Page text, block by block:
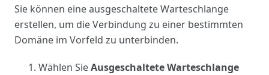
Sie können eine ausgeschaltete Warteschlange
erstellen, um die Verbindung zu einer bestimmten
Domäne im Vorfeld zu unterbinden.
Wählen SieAusgeschaltete Warteschlange